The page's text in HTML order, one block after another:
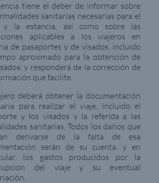
tiene el deber de informar sobre
sanitarias necesarias para el
y la estancia, así como sobre las
aplicables a los viajeros en
de pasaportes y de visados, incluido
aproximado para la obtención de
y responderá de la corrección de
que facilite.
deberá obtener la documentación
para realizar el viaje, incluido el
y los visados y la referida a las
sanitarias. Todos los daños que
derivarse de la falta de esa
serán de su cuenta, y en
los gastos producidos por la
del viaje y su eventual